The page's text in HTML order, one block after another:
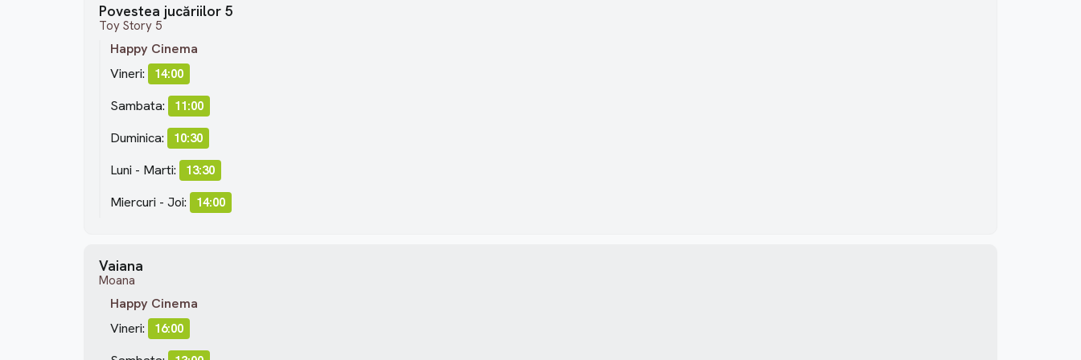
Povestea jucăriilor 5
Toy Story 5
Happy Cinema
Vineri:
14:00
Sambata: 11:00
Duminica: 10:30
Luni - Marti: 13:30
Miercuri - Joi: 14:00
Vaiana
Moana
Happy Cinema
Vineri:
16:00